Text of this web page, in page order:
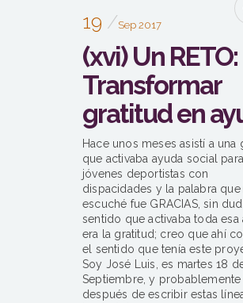
19 Sep 2017
(xvi) Un RETO:
Transformar
gratitud en
Hace unos meses asistí a una
que activaba ayuda social para
jóvenes deportistas con
dispacidades y la palabra que
escuché fue GRACIAS, sin
sentido que activaba toda esa
era la gratitud; creo que ahí
el sentido que tenía este
Soy José Luis, es martes 18
Septiembre, y probablemente
después de escribir estas